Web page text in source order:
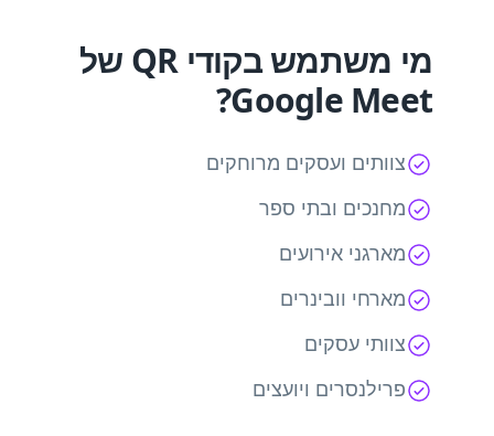
מי משתמש בקודי QR של
Google Meet?
צוותים ועסקים מרוחקים
מחנכים ובתי ספר
מארגני אירועים
מארחי וובינרים
צוותי עסקים
פרילנסרים ויועצים